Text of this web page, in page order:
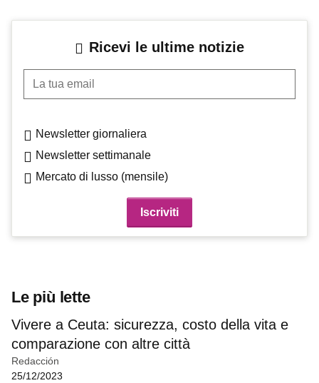
Ricevi le ultime notizie
La tua email
Newsletter giornaliera
Newsletter settimanale
Mercato di lusso (mensile)
Le più lette
Vivere a Ceuta: sicurezza, costo della vita e
comparazione con altre città
Redacción
25/12/2023